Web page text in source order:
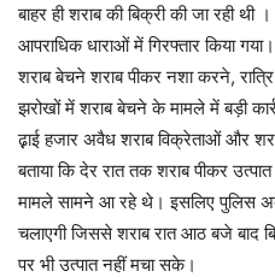
बाहर ही शराब की बिक्री की जा रही
आपराधिक धाराओं में गिरफ्तार किया
शराब बेचने शराब पीकर नशा करने,
झरोखों में शराब बेचने के मामले में बड़ी
ढ़़ाई हजार अवैध शराब विक्रेताओं और
बताया कि देर रात तक शराब पीकर
मामले सामने आ रहे थे। इसलिए पुलिस
चलाएगी जिससे शराब रात आठ बजे बाद
पर भी उत्पात नहीं मचा सके।